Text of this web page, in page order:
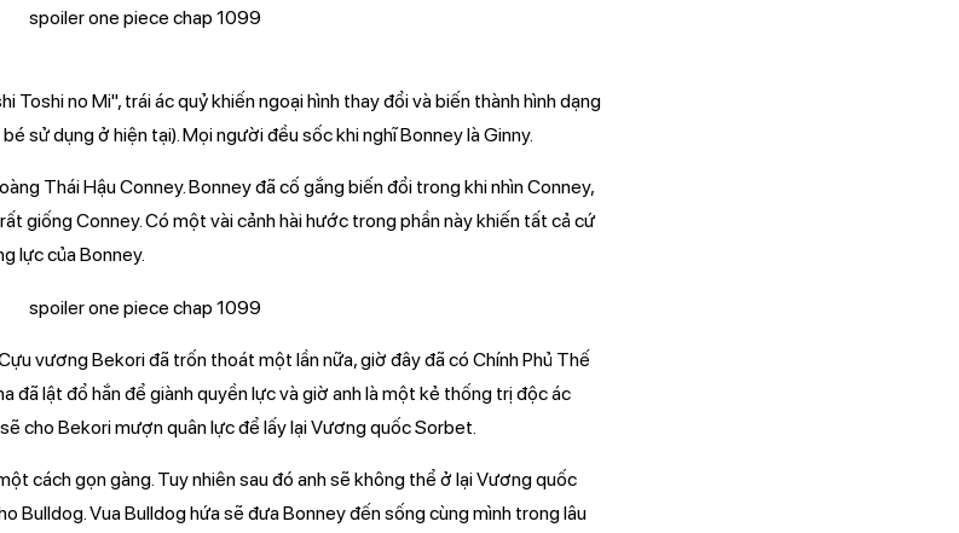
Toshi no Mi", trái ác quỷ khiến ngoại hình thay đổi và biến thành hình dạng
sử dụng ở hiện tại). Mọi người đều sốc khi nghĩ Bonney là Ginny.
Thái Hậu Conney. Bonney đã cố gắng biến đổi trong khi nhìn Conney,
giống Conney. Có một vài cảnh hài hước trong phần này khiến tất cả cứ
lực của Bonney.
vương Bekori đã trốn thoát một lần nữa, giờ đây đã có Chính Phủ Thế
đã lật đổ hắn để giành quyền lực và giờ anh là một kẻ thống trị độc ác
cho Bekori mượn quân lực để lấy lại Vương quốc Sorbet.
cách gọn gàng. Tuy nhiên sau đó anh sẽ không thể ở lại Vương quốc
Bulldog. Vua Bulldog hứa sẽ đưa Bonney đến sống cùng mình trong lâu